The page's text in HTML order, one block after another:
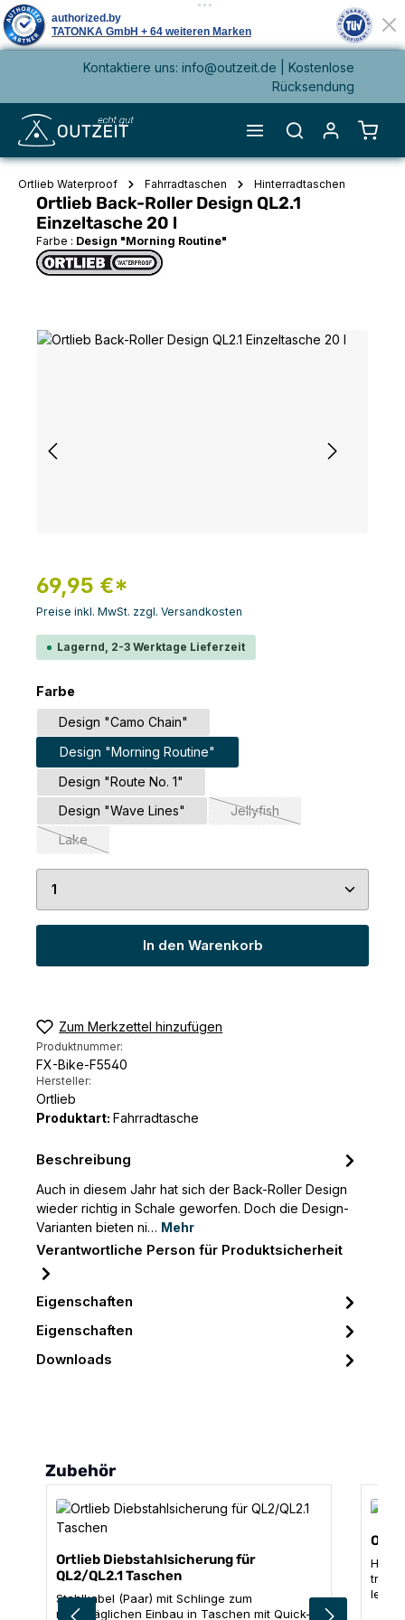
springenKontaktiere uns: info@outzeit.de | Kostenlose
Rücksendung
Ortlieb Waterproof Fahrradtaschen Hinterradtaschen
Ortlieb Back-Roller Design QL2.1
Einzeltasche 20 l
Farbe : Design "Morning Routine"
Bildergalerie überspringen
69,95 €*
Preise inkl. MwSt. zzgl. Versandkosten
Lagernd, 2-3 Werktage Lieferzeit
Farbeauswählen
Design "Camo Chain"
Design "Morning Routine"
Design "Route No. 1"
Design "Wave Lines"
Jellyfish
(Diese Option ist zurzeit
Lake
(Diese Option ist zurzeit nicht verfügbar.)
Produkt Anzahl: Gib den gewünschten Wert
In den Warenkorb
Zum Merkzettel hinzufügen
Produktnummer:
FX-Bike-F5540
Hersteller:
Ortlieb
Produktart: Fahrradtasche
Beschreibung
Auch in diesem Jahr hat sich der Back-Roller Design
wieder richtig in Schale geworfen. Doch die Design-
Varianten bieten ni… Mehr
Verantwortliche Person für Produktsicherheit
Eigenschaften
Eigenschaften
Downloads
Produktgalerie überspringen
Zubehör
Ortlieb Diebstahlsicherung für
QL2/QL2.1 Taschen
Stahlkabel (Paar) mit Schlinge zum
nachträglichen Einbau in Taschen mit Quick-
Hier